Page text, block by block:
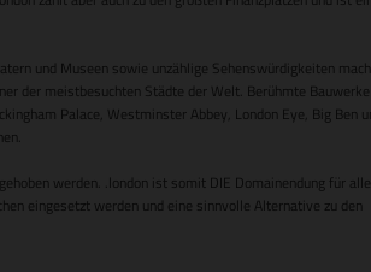
und Museen sowie unzählige Sehenswürdigkeiten
der meistbesuchten Städte der Welt. Berühmte Bauwerke
Palace, Westminster Abbey, London Eye, Big Ben
werden. .london ist somit DIE Domainendung für alle
eingesetzt werden und eine sinnvolle Alternative zu den